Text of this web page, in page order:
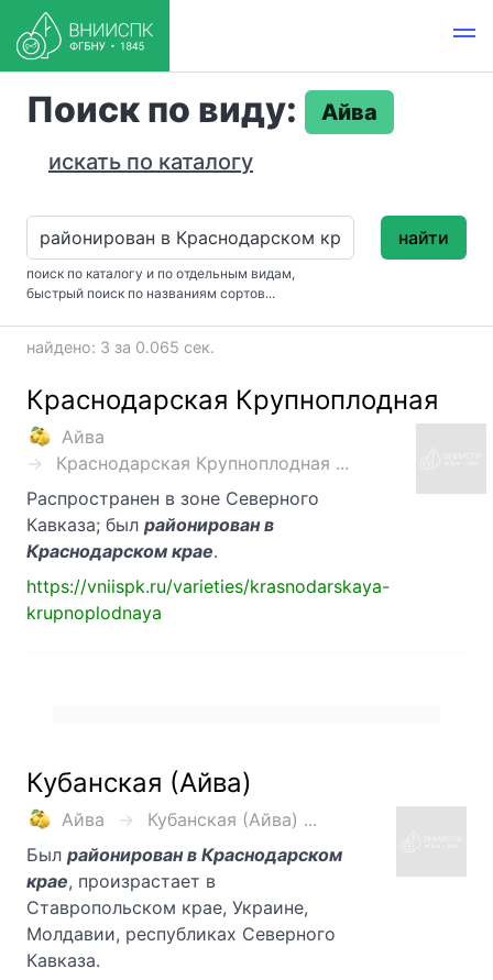
Поиск по виду:
Айва
искать по каталогу
поиск по каталогу и по отдельным видам,
быстрый поиск по названиям сортов...
найти
найдено: 3 за 0.065 сек.
Краснодарская Крупноплодная
Айва
Краснодарская Крупноплодная ...
Распространен в зоне Северного
Кавказа; был районирован в
Краснодарском крае.
https://vniispk.ru/varieties/krasnodarskaya-
krupnoplodnaya
Кубанская (Айва)
Айва
Кубанская (Айва) ...
Был районирован в Краснодарском
крае, произрастает в
Ставропольском крае, Украине,
Молдавии, республиках Северного
Кавказа.